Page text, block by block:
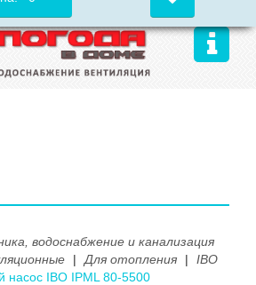
водоснабжение и канализация
| Для отопления |
IBO
насос IBO IPML 80-5500